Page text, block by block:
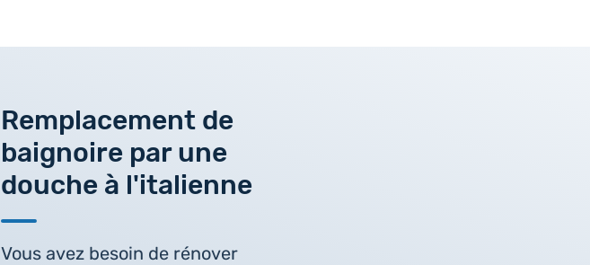
Remplacement de
baignoire par une
douche à l'italienne
Vous avez besoin de rénover